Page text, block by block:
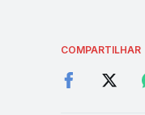
COMPARTILHAR